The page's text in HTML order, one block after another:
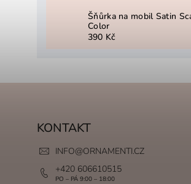
Šňůrka na mobil Satin
Color
390 Kč
KONTAKT
INFO@ORNAMENTI.CZ
+420 606610515
PO – PÁ 9:00 – 18:00